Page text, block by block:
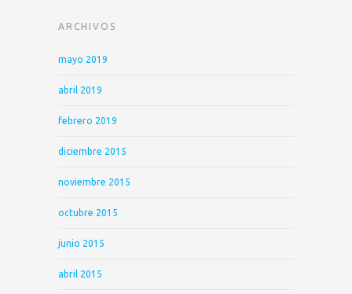
ARCHIVOS
mayo 2019
abril 2019
febrero 2019
diciembre 2015
noviembre 2015
octubre 2015
junio 2015
abril 2015